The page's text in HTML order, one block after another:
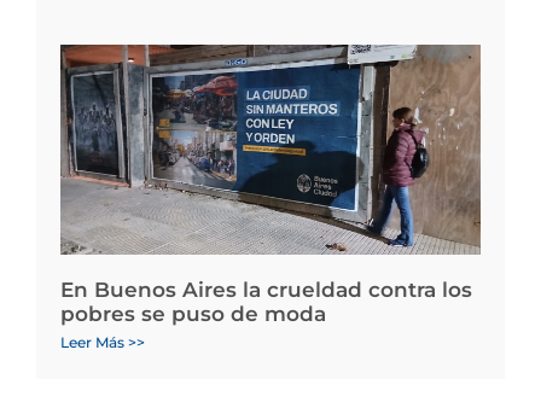
En Buenos Aires la crueldad contra los
pobres se puso de moda
Leer Más >>